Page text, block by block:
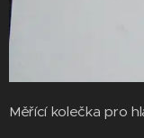
Měřící kolečka pro